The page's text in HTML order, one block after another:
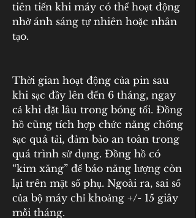
tiên tiến khi máy có thể hoạt động
nhờ ánh sáng tự nhiên hoặc nhân
tạo.
Thời gian hoạt động của pin sau
khi sạc đầy lên đến 6 tháng, ngay
cả khi đặt lâu trong bóng tối. Đồng
hồ cũng tích hợp chức năng chống
sạc quá tải, đảm bảo an toàn trong
quá trình sử dụng. Đồng hồ có
“kim xăng” để báo năng lượng còn
lại trên mặt số phụ. Ngoài ra, sai số
của bộ máy chỉ khoảng +/- 15 giây
mỗi tháng.